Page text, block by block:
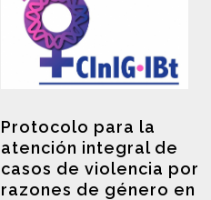
Protocolo para la
atención integral de
casos de violencia por
razones de género en